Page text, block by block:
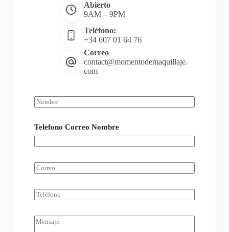
Abierto
9AM – 9PM
Teléfono:
+34 607 01 64 76
Correo
contact@momentodemaquillaje.
com
N
o
b
r
Telefono Correo Nombre
C
o
r
e
*
T
e
eM